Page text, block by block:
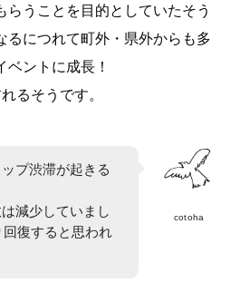
らうことを目的としていたそう
るにつれて町外・県外からも多
ベントに成長！
るそうです。
cotoha
プ渋滞が起きる
減少していまし
復すると思われ